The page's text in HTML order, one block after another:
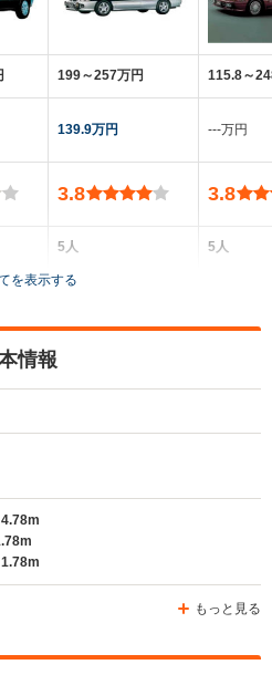
199～257万円
139.9万円
3.8
5人
5ドア
115.8～
‐‐‐万円
3.8
5人
を表示する
情報
もっと見る